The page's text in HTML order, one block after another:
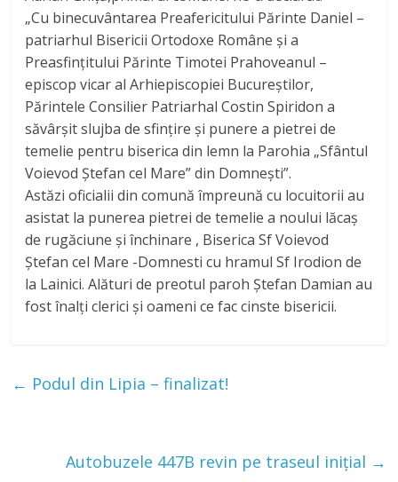
„Cu binecuvântarea Preafericitului Părinte Daniel –
patriarhul Bisericii Ortodoxe Române și a
Preasfințitului Părinte Timotei Prahoveanul –
episcop vicar al Arhiepiscopiei Bucureștilor,
Părintele Consilier Patriarhal Costin Spiridon a
săvârșit slujba de sfințire și punere a pietrei de
temelie pentru biserica din lemn la Parohia „Sfântul
Voievod Ștefan cel Mare” din Domnești”.
Astăzi oficialii din comună împreună cu locuitorii au
asistat la punerea pietrei de temelie a noului lăcaș
de rugăciune și închinare , Biserica Sf Voievod
Ștefan cel Mare -Domnesti cu hramul Sf Irodion de
la Lainici. Alături de preotul paroh Ștefan Damian au
fost înalți clerici și oameni ce fac cinste bisericii.
← Podul din Lipia – finalizat!
Autobuzele 447B revin pe traseul inițial →